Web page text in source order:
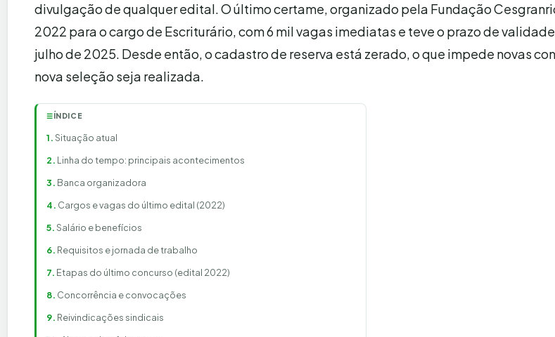
divulgação de qualquer edital. O último certame, organizado pela Fundação
2022 para o cargo de Escriturário, com 6 mil vagas imediatas e teve o prazo de
julho de 2025. Desde então, o cadastro de reserva está zerado, o que impede novas
nova seleção seja realizada.
☰ÍNDICE
Situação atual
Linha do tempo: principais acontecimentos
Banca organizadora
Cargos e vagas do último edital (2022)
Salário e benefícios
Requisitos e jornada de trabalho
Etapas do último concurso (edital 2022)
Concorrência e convocações
Reivindicações sindicais